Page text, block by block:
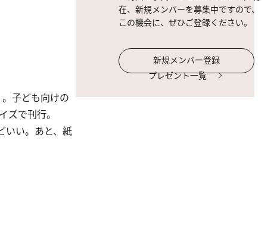
子ども向けの
で刊行。
いい。あと、紙
在、新規メンバーを募集中ですので、
この機会に、ぜひご登録ください。
新規メンバー登録
プレゼント一覧